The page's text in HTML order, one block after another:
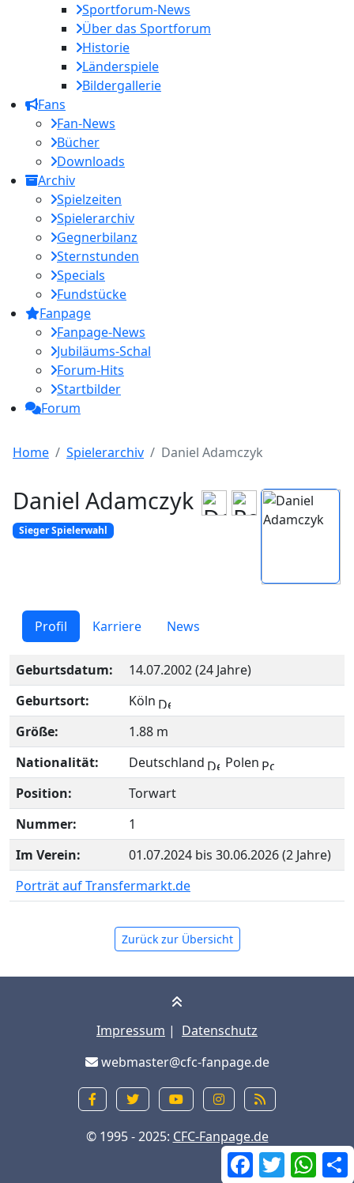
Sportforum-News
Über das Sportforum
Historie
Länderspiele
Bildergallerie
Fans
Fan-News
Bücher
Downloads
Archiv
Spielzeiten
Spielerarchiv
Gegnerbilanz
Sternstunden
Specials
Fundstücke
Fanpage
Fanpage-News
Jubiläums-Schal
Forum-Hits
Startbilder
Forum
Facebook
Twitter
Home Spielerarchiv Daniel Adamczyk
Daniel Adamczyk
Sieger Spielerwahl
Profil Karriere News
Geburtsdatum:
14.07.2002 (24 Jahre)
Geburtsort:
Köln
Größe:
1.88 m
Nationalität:
Deutschland
Polen
Position:
Torwart
Nummer:
1
Im Verein:
01.07.2024 bis 30.06.2026 (2 Jahre)
Porträt auf Transfermarkt.de
Zurück zur Übersicht
Impressum | Datenschutz
webmaster@cfc-fanpage.de
© 1995 - 2025: CFC-Fanpage.de